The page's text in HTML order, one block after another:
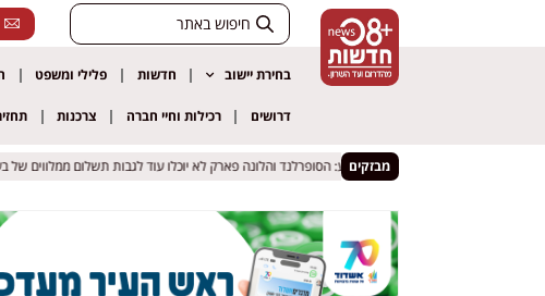
בחירת יישוב חדשות פלילי ומשפט
דרושים רכילות וחיי חברה צרכנות
מבזקים
בית המשפט הכריע: הסופרלנד והלונה פארק לא יוכלו עוד לגבות תשלום ממלווים של
בית המשפט הכריע: הסופרלנד והלונה פארק לא יוכלו עוד לגבות תשלום ממלווים של